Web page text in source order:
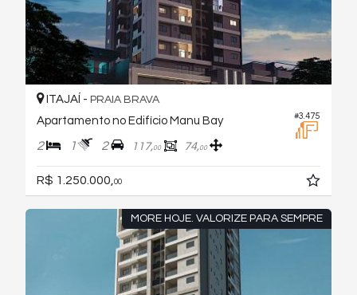
#3.475
ITAJAÍ - PRAIA BRAVA
Apartamento no Edifício Manu Bay
2 1 2 117,00 74,00
R$ 1.250.000, 00
MORE HOJE. VALORIZE PARA SEMPRE